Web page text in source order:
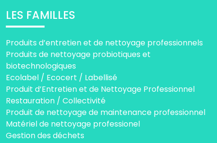
LES FAMILLES
Produits d’entretien et de nettoyage professionnels
Produits de nettoyage probiotiques et
biotechnologiques
Ecolabel / Ecocert / Labellisé
Produit d’Entretien et de Nettoyage Professionnel
Restauration / Collectivité
Produit de nettoyage de maintenance professionnel
Matériel de nettoyage professionel
Gestion des déchets